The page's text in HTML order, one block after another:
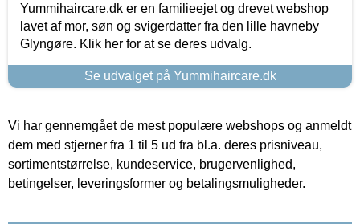
Yummihaircare.dk er en familieejet og drevet webshop
lavet af mor, søn og svigerdatter fra den lille havneby
Glyngøre. Klik her for at se deres udvalg.
Se udvalget på Yummihaircare.dk
Vi har gennemgået de mest populære webshops og anmeldt
dem med stjerner fra 1 til 5 ud fra bl.a. deres prisniveau,
sortimentstørrelse, kundeservice, brugervenlighed,
betingelser, leveringsformer og betalingsmuligheder.